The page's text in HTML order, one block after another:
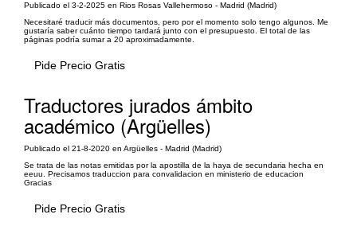
Publicado el 3-2-2025 en Rios Rosas Vallehermoso - Madrid (Madrid)
Necesitaré traducir más documentos, pero por el momento solo tengo algunos. Me
gustaría saber cuánto tiempo tardará junto con el presupuesto. El total de las
páginas podría sumar a 20 aproximadamente.
Pide Precio Gratis
Traductores jurados ámbito
académico (Argüelles)
Publicado el 21-8-2020 en Argüelles - Madrid (Madrid)
Se trata de las notas emitidas por la apostilla de la haya de secundaria hecha en
eeuu. Precisamos traduccion para convalidacion en ministerio de educacion
Gracias
Pide Precio Gratis